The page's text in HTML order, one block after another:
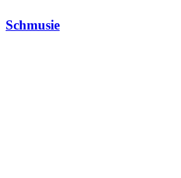
Schmusie